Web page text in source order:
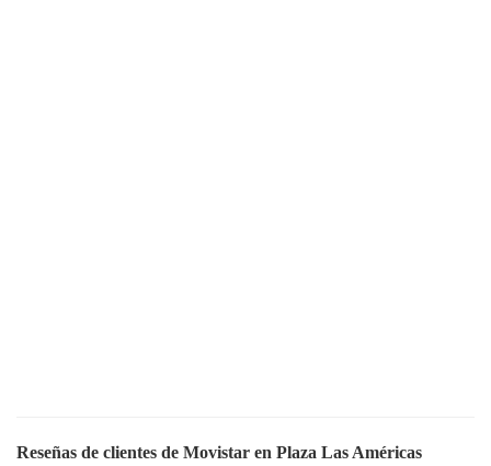
Reseñas de clientes de Movistar en Plaza Las Américas